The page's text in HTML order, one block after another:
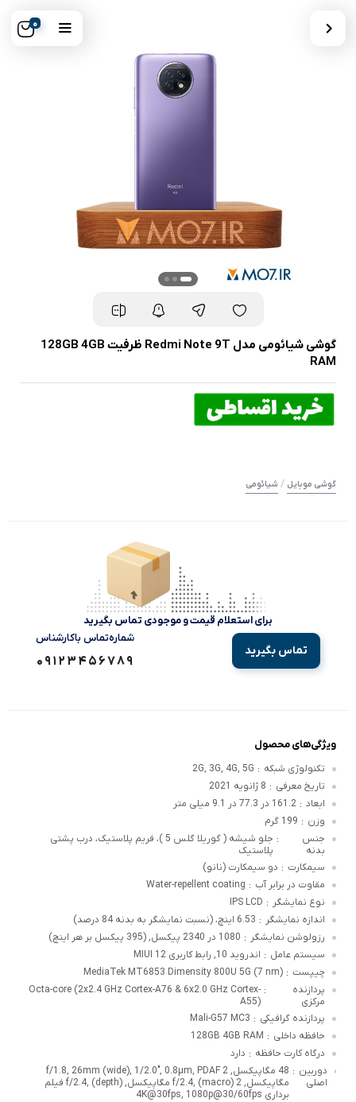
0
گوشی شیائومی مدل Redmi Note 9T ظرفیت 128GB 4GB
RAM
گوشی موبایل / شیائومی
برای استعلام قیمت و موجودی تماس بگیرید
تماس بگیرید
شماره‌تماس‌ با‌کارشناس
09123456789
ویژگی‌های محصول
تکنولوژی شبکه :
2G, 3G, 4G, 5G
تاریخ معرفی : 8 ژانویه 2021
ابعاد : 161.2 در 77.3 در 9.1 میلی متر
وزن : 199 گرم
جنس
بدنه
:
جلو شیشه ( گوریلا گلس 5 )، فریم پلاستیک، درب پشتی
پلاستیک
سیمکارت : دو سیمکارت (نانو)
مقاوت در برابر آب :
Water-repellent coating
نوع نمایشگر :
IPS LCD
اندازه نمایشگر : 6.53 اینچ، (نسبت نمایشگر به بدنه 84 درصد)
رزولوشن نمایشگر : 1080 در 2340 پیکسل, (395 پیکسل بر هر اینچ)
سیستم عامل : اندروید 10, رابط کاربری MIUI 12
چیپست :
MediaTek MT6853 Dimensity 800U 5G (7 nm)
پردازنده
مرکزی
:
Octa-core (2x2.4 GHz Cortex-A76 & 6x2.0 GHz Cortex-
A55)
پردازنده گرافیکی :
Mali-G57 MC3
حافظه داخلی :
128GB 4GB RAM
درگاه کارت حافظه : دارد
دوربین
اصلی
:
48 مگاپیکسل, f/1.8, 26mm (wide), 1/2.0", 0.8µm, PDAF 2
مگاپیکسل, f/2.4, (macro) 2 مگاپیکسل, f/2.4, (depth) فیلم
برداری 4K@30fps, 1080p@30/60fps